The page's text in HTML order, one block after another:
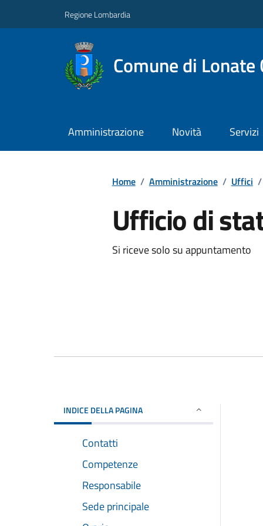
Regione Lombardia
Comune di Lonate
Amministrazione Novità Servizi
Home / Amministrazione / Uffici /
Ufficio di
Si riceve solo su appuntamento
INDICE DELLA PAGINA
Contatti
Competenze
Responsabile
Sede principale